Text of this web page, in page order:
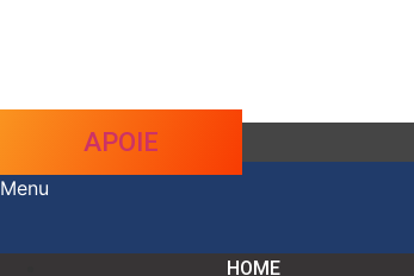
APOIE
Menu
HOME